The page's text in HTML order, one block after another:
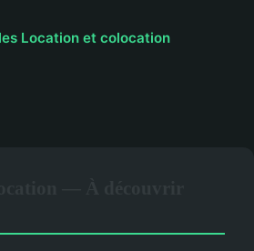
Location et colocation